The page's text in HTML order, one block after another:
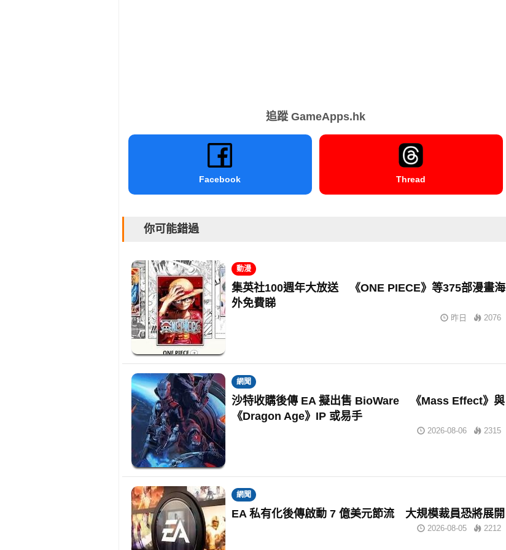
追蹤 GameApps.hk
Facebook Thread
你可能錯過
動漫
集英社100週年大放送 《ONE PIECE》等375部漫畫海
外免費睇
昨日 2076
網聞
沙特收購後傳 EA 擬出售 BioWare 《Mass Effect》與
《Dragon Age》IP 或易手
2026-08-06 2315
網聞
EA 私有化後傳啟動 7 億美元節流 大規模裁員恐將展開
2026-08-05 2212